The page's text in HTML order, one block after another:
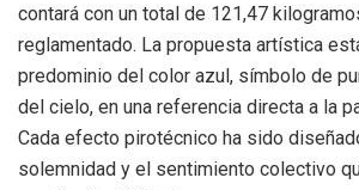
contará con un total de 121,47
reglamentado. La propuesta artística
predominio del color azul, símbolo de
del cielo, en una referencia directa a la
Cada efecto pirotécnico ha sido
solemnidad y el sentimiento colectivo